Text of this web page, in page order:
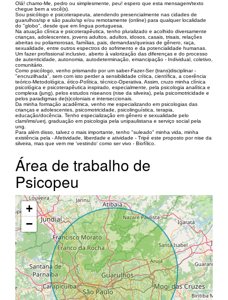
Olá! chamo-Me, pedro ou simplesmente, peu! espero que esta mensagem/texto
chegue bem a você(s).
Sou psicólogo e psicoterapeuta, atendendo presencialmente nas cidades de
guarulhos/sp e são paulo/sp e/ou remotamente (online) para qualquer localidade
do "globo", desde que em língua portuguesa.
Na atuação clínica e psicoterapêutica, tenho pluralizado e acolhido diversamente
crianças, adolescentes, jovens adultos, adultos, idosos, casais, trisais, relações
abertas ou poliamorosas, famílias, pais, demandas/queixas de gênero, raça,
sexualidade, entre outros espectros do sofrimento e da potencialidade humanas.
Um fazer profissional inclusivo, aberto à valorização das diferenças e do processo
de autenticidade, autonomia, autodeterminação, emancipação - Individual, coletivo,
comunitário.
Como psicólogo, venho prismando por um saber-Fazer-Ser (trans)disciplinar -
"encruzilhada", sem com isto perder a sensibilidade crítica, científica, a coerência
teórico-Metodológica, ético-Política, técnico-Operativa. Assim, cruzo minha clínica
psicológica e psicoterapêutica inspirado, especialmente, pela psicologia analítica e
complexa (jung), pelos estudos niseanos (nise da silveira), pela psicomotricidade e
pelos paradigmas de(s)coloniais e interseccionais.
Da minha formação acadêmica, venho me especializando em psicologias das
crianças e adolescentes, psicomotricidade, psicolinguística, terapia,
educação/docência. Tenho especialização em gênero e sexualidade pelo
clam/ims/uerj, graduação em psicologia pela unipaulistana e serviço social pela
ung.
Para além disso, talvez o mais importante, tenho "suleado" minha vida, minha
existência pela - Afetividade, liberdade e atividade - Tripé este proposto por nise da
silveira, mas que vem me 'vestindo' como ser vivo - Biofílico.
Área de trabalho de
Psicopeu
+
−